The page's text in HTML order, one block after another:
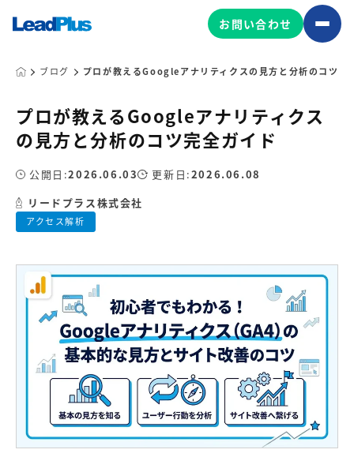
広告プロモーション
MA/CRM/SFA導入・運用
Web制作
マーケティングコンサルティング
マーケティング基盤
Leadplus One
サイトアクセス解析ダッシュ
ボード
HubSpot導入・運用
マーケティングサービスの製品
【店舗型ビジネス向け】エリ
ア
マーケティングサービス
【金融機関向け】マーケティ
サービス
【IT企業向け】マーケティン
グ
サービス
SNSアカウント運用代行サー
ビス（LINE）
お問い合わせ
ブログ プロが教えるGoogleアナリティクスの見方と分析のコツ完
プロが教えるGoogleアナリティクス
の見方と分析のコツ完全ガイド
アクセス解析
公開日:2026.06.03 更新日:2026.06.08
リードプラス株式会社